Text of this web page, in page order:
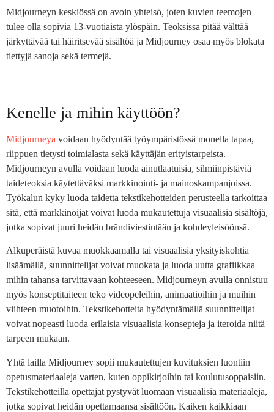
Midjourneyn keskiössä on avoin yhteisö, joten kuvien teemojen
tulee olla sopivia 13-vuotiaista ylöspäin. Teoksissa pitää välttää
järkyttävää tai häiritsevää sisältöä ja Midjourney osaa myös blokata
tiettyjä sanoja sekä termejä.
Kenelle ja mihin käyttöön?
Midjourneya voidaan hyödyntää työympäristössä monella tapaa,
riippuen tietysti toimialasta sekä käyttäjän erityistarpeista.
Midjourneyn avulla voidaan luoda ainutlaatuisia, silmiinpistäviä
taideteoksia käytettäväksi markkinointi- ja mainoskampanjoissa.
Työkalun kyky luoda taidetta tekstikehotteiden perusteella tarkoittaa
sitä, että markkinoijat voivat luoda mukautettuja visuaalisia sisältöjä,
jotka sopivat juuri heidän brändiviestintään ja kohdeyleisöönsä.
Alkuperäistä kuvaa muokkaamalla tai visuaalisia yksityiskohtia
lisäämällä, suunnittelijat voivat muokata ja luoda uutta grafiikkaa
mihin tahansa tarvittavaan kohteeseen. Midjourneyn avulla onnistuu
myös konseptitaiteen teko videopeleihin, animaatioihin ja muihin
viihteen muotoihin. Tekstikehotteita hyödyntämällä suunnittelijat
voivat nopeasti luoda erilaisia visuaalisia konsepteja ja iteroida niitä
tarpeen mukaan.
Yhtä lailla Midjourney sopii mukautettujen kuvituksien luontiin
opetusmateriaaleja varten, kuten oppikirjoihin tai koulutusoppaisiin.
Tekstikehotteilla opettajat pystyvät luomaan visuaalisia materiaaleja,
jotka sopivat heidän opettamaansa sisältöön. Kaiken kaikkiaan